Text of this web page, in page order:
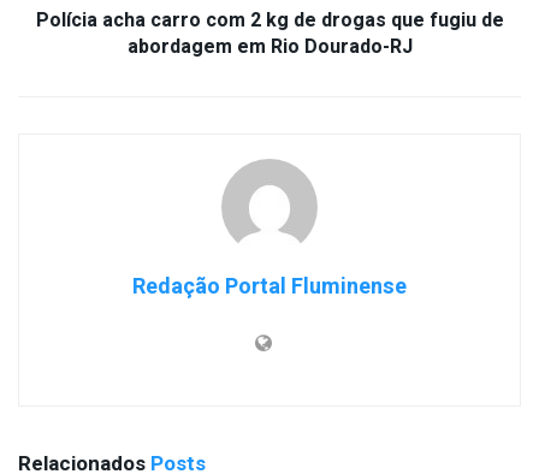
Polícia acha carro com 2 kg de drogas que fugiu de
abordagem em Rio Dourado-RJ
Redação Portal Fluminense
Relacionados Posts